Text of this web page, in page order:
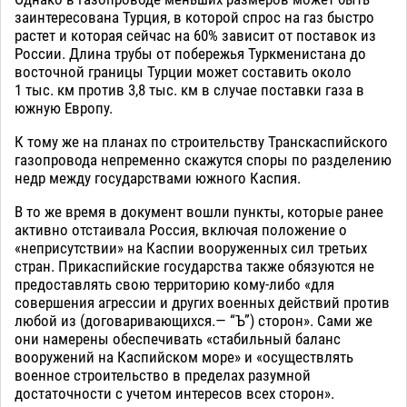
заинтересована Турция, в которой спрос на газ быстро
растет и которая сейчас на 60% зависит от поставок из
России. Длина трубы от побережья Туркменистана до
восточной границы Турции может составить около
1 тыс. км против 3,8 тыс. км в случае поставки газа в
южную Европу.
К тому же на планах по строительству Транскаспийского
газопровода непременно скажутся споры по разделению
недр между государствами южного Каспия.
В то же время в документ вошли пункты, которые ранее
активно отстаивала Россия, включая положение о
«неприсутствии» на Каспии вооруженных сил третьих
стран. Прикаспийские государства также обязуются не
предоставлять свою территорию кому-либо «для
совершения агрессии и других военных действий против
любой из (договаривающихся.— “Ъ”) сторон». Сами же
они намерены обеспечивать «стабильный баланс
вооружений на Каспийском море» и «осуществлять
военное строительство в пределах разумной
достаточности с учетом интересов всех сторон».